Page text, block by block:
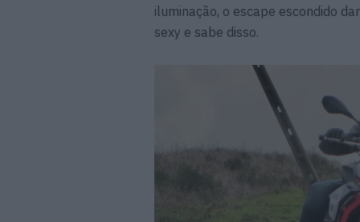
iluminação, o escape escondido
sexy e sabe disso.